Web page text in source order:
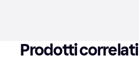
Prodotti correlati